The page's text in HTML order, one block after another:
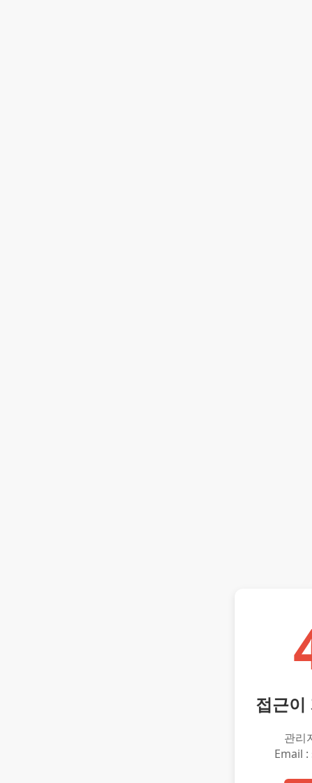
접근이
관리
Email